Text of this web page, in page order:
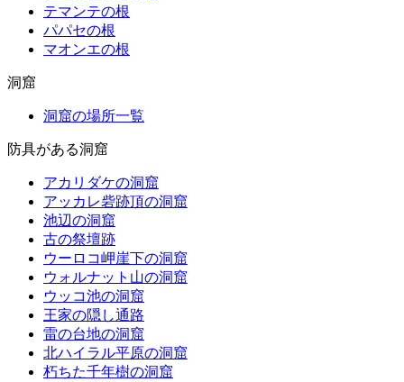
テマンテの根
パパセの根
マオンエの根
洞窟
洞窟の場所一覧
防具がある洞窟
アカリダケの洞窟
アッカレ砦跡頂の洞窟
池辺の洞窟
古の祭壇跡
ウーロコ岬崖下の洞窟
ウォルナット山の洞窟
ウッコ池の洞窟
王家の隠し通路
雷の台地の洞窟
北ハイラル平原の洞窟
朽ちた千年樹の洞窟